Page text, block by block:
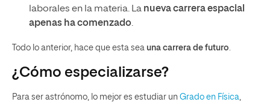
laborales en la materia. La nueva carrera espacial
apenas ha comenzado.
Todo lo anterior, hace que esta sea una carrera de futuro.
¿Cómo especializarse?
Para ser astrónomo, lo mejor es estudiar un Grado en Física,